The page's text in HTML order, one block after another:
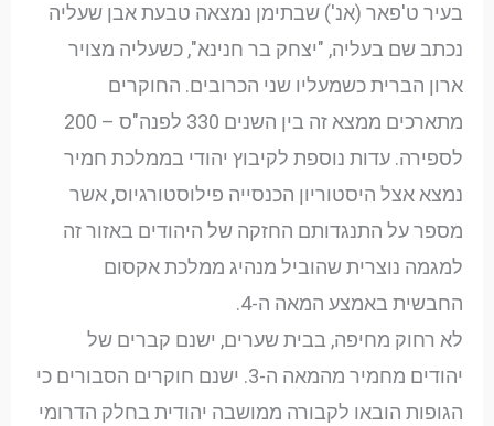
בעיר ט'פאר (אנ') שבתימן נמצאה טבעת אבן שעליה
נכתב שם בעליה, "יצחק בר חנינא", כשעליה מצויר
ארון הברית כשמעליו שני הכרובים. החוקרים
מתארכים ממצא זה בין השנים 330 לפנה"ס – 200
לספירה. עדות נוספת לקיבוץ יהודי בממלכת חמיר
נמצא אצל היסטוריון הכנסייה פילוסטורגיוס, אשר
מספר על התנגדותם החזקה של היהודים באזור זה
למגמה נוצרית שהוביל מנהיג ממלכת אקסום
החבשית באמצע המאה ה-4.
לא רחוק מחיפה, בבית שערים, ישנם קברים של
יהודים מחמיר מהמאה ה-3. ישנם חוקרים הסבורים כי
הגופות הובאו לקבורה ממושבה יהודית בחלק הדרומי